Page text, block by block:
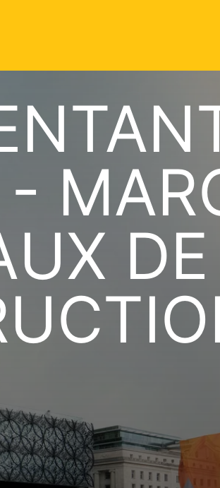
DE